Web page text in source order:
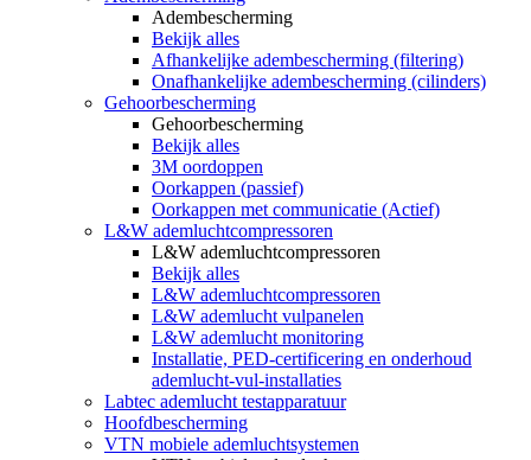
Adembescherming
Bekijk alles
Afhankelijke adembescherming (filtering)
Onafhankelijke adembescherming (cilinders)
Gehoorbescherming
Gehoorbescherming
Bekijk alles
3M oordoppen
Oorkappen (passief)
Oorkappen met communicatie (Actief)
L&W ademluchtcompressoren
L&W ademluchtcompressoren
Bekijk alles
L&W ademluchtcompressoren
L&W ademlucht vulpanelen
L&W ademlucht monitoring
Installatie, PED-certificering en onderhoud
ademlucht-vul-installaties
Labtec ademlucht testapparatuur
Hoofdbescherming
VTN mobiele ademluchtsystemen